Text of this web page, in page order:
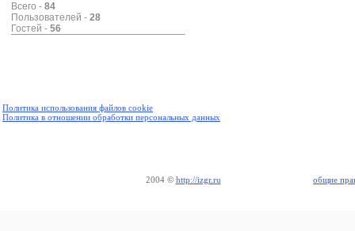
Всего - 84
Пользователей - 28
Гостей - 56
Политика использования файлов cookie
Политика в отношении обработки персональных данных
2004 © http://izgr.ru общие